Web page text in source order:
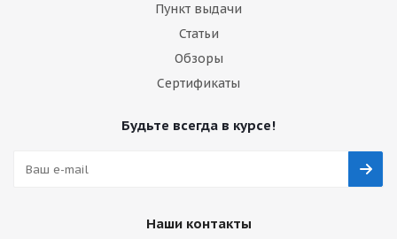
Пункт выдачи
Статьи
Обзоры
Сертификаты
Будьте всегда в курсе!
Наши контакты